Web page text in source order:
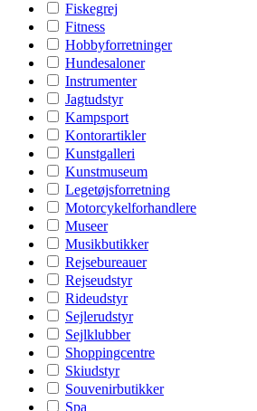
Fiskegrej
Fitness
Hobbyforretninger
Hundesaloner
Instrumenter
Jagtudstyr
Kampsport
Kontorartikler
Kunstgalleri
Kunstmuseum
Legetøjsforretning
Motorcykelforhandlere
Museer
Musikbutikker
Rejsebureauer
Rejseudstyr
Rideudstyr
Sejlerudstyr
Sejlklubber
Shoppingcentre
Skiudstyr
Souvenirbutikker
Spa